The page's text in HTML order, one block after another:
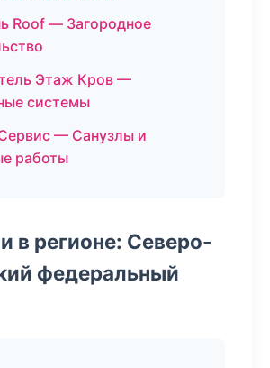
Roof — Загородное
Этаж Кров —
системы
— Санузлы и
работы
в регионе: Северо-
федеральный